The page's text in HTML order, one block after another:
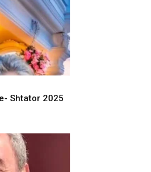
Shtator 2025